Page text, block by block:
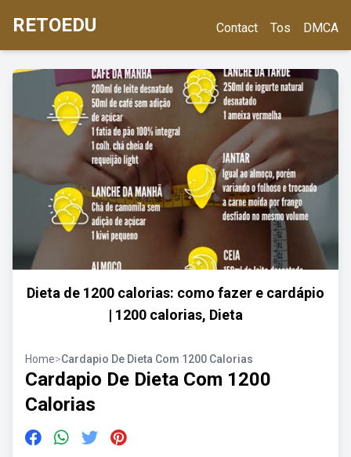
RETOEDU Contact Tos DMCA
Dieta de 1200 calorias: como fazer e cardápio
| 1200 calorias, Dieta
Home>Cardapio De Dieta Com 1200 Calorias
Cardapio De Dieta Com 1200
Calorias